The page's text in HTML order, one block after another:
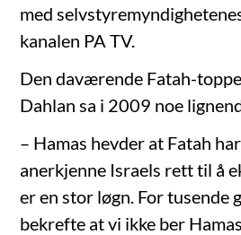
med
kanalen PA TV.
Den daværende Fatah-
Dahlan sa i 2009 noe
– Hamas hevder at Fatah
anerkjenne Israels rett til å
er en stor løgn. For tusende
bekrefte at vi ikke ber